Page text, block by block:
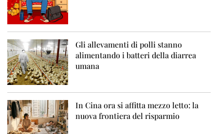
Gli allevamenti di polli stanno
alimentando i batteri della diarrea
umana
In Cina ora si affitta mezzo letto: la
nuova frontiera del risparmio